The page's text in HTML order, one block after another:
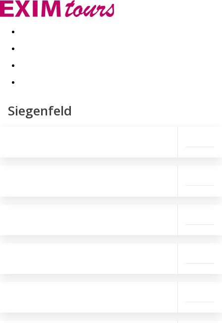
Akční nabídky Last minute
Siegenfeld